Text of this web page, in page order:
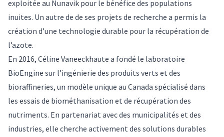
exploitée au Nunavik pour le bénéfice des populations
inuites. Un autre de de ses projets de recherche a permis la
création d’une technologie durable pour la récupération de
l’azote.
En 2016, Céline Vaneeckhaute a fondé le laboratoire
BioEngine sur l’ingénierie des produits verts et des
bioraffineries, un modèle unique au Canada spécialisé dans
les essais de biométhanisation et de récupération des
nutriments. En partenariat avec des municipalités et des
industries, elle cherche activement des solutions durables